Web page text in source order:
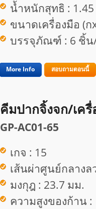
น้ำหนักสุทธิ :
ขนาดเครื่องมือ (ก
บรรจุภัณฑ์ : 6 ชิ้น
More Info สอบถามตอนนี้
คีมปากจิ้งจก/เค
GP-AC01-65
เกจ : 15
เส้นผ่าศูนย์กลางล
มงกุฎ : 23.7 มม.
ความสูงของก้าน :